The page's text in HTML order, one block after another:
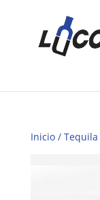
Inicio/ Tequila